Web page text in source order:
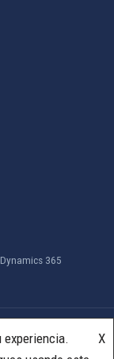
365
experiencia.
X